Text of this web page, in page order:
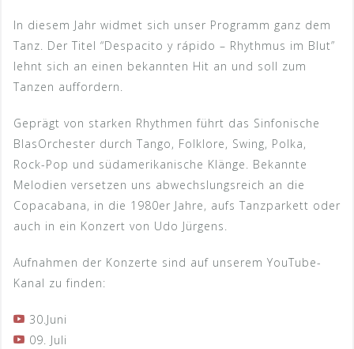
In diesem Jahr widmet sich unser Programm ganz dem
Tanz. Der Titel “Despacito y rápido – Rhythmus im Blut”
lehnt sich an einen bekannten Hit an und soll zum
Tanzen auffordern.
Geprägt von starken Rhythmen führt das Sinfonische
BlasOrchester durch Tango, Folklore, Swing, Polka,
Rock-Pop und südamerikanische Klänge. Bekannte
Melodien versetzen uns abwechslungsreich an die
Copacabana, in die 1980er Jahre, aufs Tanzparkett oder
auch in ein Konzert von Udo Jürgens.
Aufnahmen der Konzerte sind auf unserem YouTube-
Kanal zu finden:
30.Juni
09. Juli